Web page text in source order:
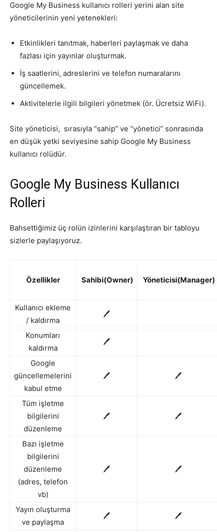
Google My Business kullanıcı rolleri yerini alan site
yöneticilerinin yeni yetenekleri:
Etkinlikleri tanıtmak, haberleri paylaşmak ve daha
fazlası için yayınlar oluşturmak.
İş saatlerini, adreslerini ve telefon numaralarını
güncellemek.
Aktivitelerle ilgili bilgileri yönetmek (ör. Ücretsiz WiFi).
Site yöneticisi, sırasıyla “sahip” ve “yönetici” sonrasında
en düşük yetki seviyesine sahip Google My Business
kullanıcı rolüdür.
Google My Business Kullanıcı
Rolleri
Bahsettiğimiz üç rolün izinlerini karşılaştıran bir tabloyu
sizlerle paylaşıyoruz.
Özellikler Sahibi(Owner) Yöneticisi(Manager)
Kullanıcı ekleme
/ kaldırma
🖊
Konumları
kaldırma
🖊
Google
güncellemelerini
kabul etme
🖊 🖊
Tüm işletme
bilgilerini
düzenleme
🖊 🖊
Bazı işletme
bilgilerini
düzenleme
(adres, telefon
vb)
🖊 🖊
Yayın oluşturma
ve paylaşma
🖊 🖊